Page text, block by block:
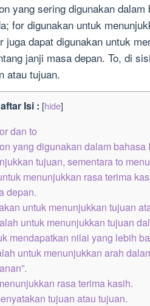
yang sering digunakan dalam
for digunakan untuk
dapat digunakan untuk
janji masa depan. To, di
atau tujuan.
Isi : [hide]
dan to
yang digunakan dalam bahasa
tujuan, sementara to
menunjukkan rasa terima
depan.
untuk menunjukkan tujuan
untuk menunjukkan tujuan
mendapatkan nilai yang lebih
untuk menunjukkan arah
rasa terima kasih.
tujuan atau tujuan.